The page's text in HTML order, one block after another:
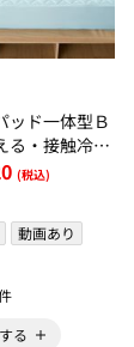
ッド一体型Ｂ
る・接触冷
・家事楽・
苦しさ対策
(税込)
動画あり
る